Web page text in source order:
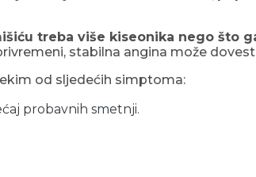
treba više kiseonika nego što
stabilna angina može
od sljedećih simptoma:
probavnih smetnji.